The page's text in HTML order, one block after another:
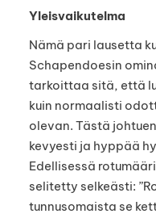
Yleisvaikutelma
Nämä pari lausetta
Schapendoesin
tarkoittaa sitä, että
kuin normaalisti
olevan. Tästä
kevyesti ja hyppää
Edellisessä
selitetty selkeästi:
tunnusomaista se